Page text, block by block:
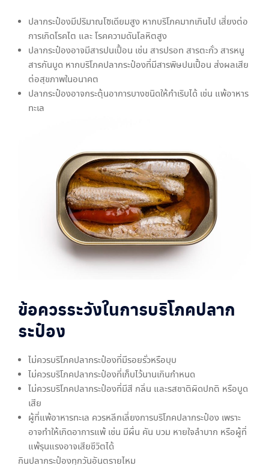
ปลากระป๋องมีปริมาณโซเดียมสูง หากบริโภคมากเกินไป เสี่ยงต่อ
การเกิดโรคไต และ โรคความดันโลหิตสูง
ปลากระป๋องอาจมีสารปนเปื้อน เช่น สารปรอท สารตะกั่ว สารหนู
สารกันบูด หากบริโภคปลากระป๋องที่มีสารพิษปนเปื้อน ส่งผลเสีย
ต่อสุขภาพในอนาคต
ปลากระป๋องอาจกระตุ้นอาการบางชนิดให้กำเริบได้ เช่น แพ้อาหาร
ทะเล
ข้อควรระวังในการบริโภคปลาก
ระป๋อง
ไม่ควรบริโภคปลากระป๋องที่มีรอยรั่วหรือบุบ
ไม่ควรบริโภคปลากระป๋องที่เก็บไว้นานเกินกำหนด
ไม่ควรบริโภคปลากระป๋องที่มีสี กลิ่น และรสชาติผิดปกติ หรือบูด
เสีย
ผู้ที่แพ้อาหารทะเล ควรหลีกเลี่ยงการบริโภคปลากระป๋อง เพราะ
อาจทำให้เกิดอาการแพ้ เช่น มีผื่น คัน บวม หายใจลำบาก หรือผู้ที่
แพ้รุนแรงอาจเสียชีวิตได้
กินปลากระป๋องทุกวันอันตรายไหม